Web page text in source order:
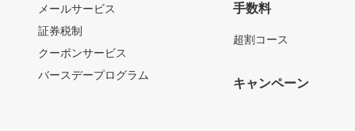
メールサービス
証券税制
クーポンサービス
バースデープログラム
手数料
超割コース
キャンペーン